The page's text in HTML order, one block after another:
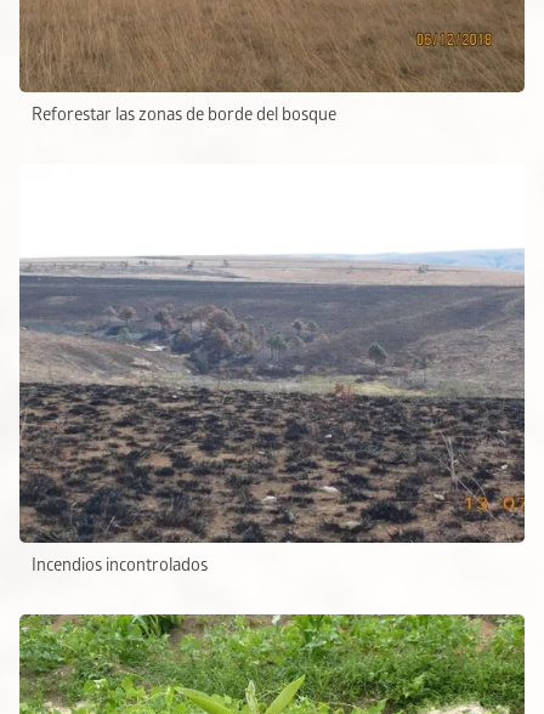
Reforestar las zonas de borde del bosque
Incendios incontrolados